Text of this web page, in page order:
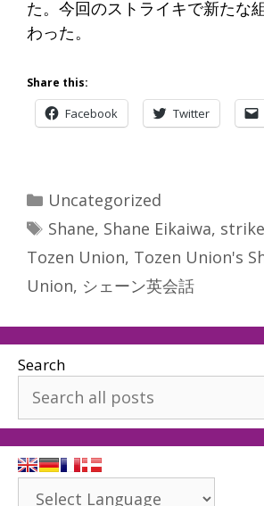
た。今回のストライキで新たな
わった。
Share this:
Facebook Twitter
Categories
Uncategorized
Tags
Shane, Shane Eikaiwa, strike
Tozen Union, Tozen Union's
Union, シェーン英会話
Search